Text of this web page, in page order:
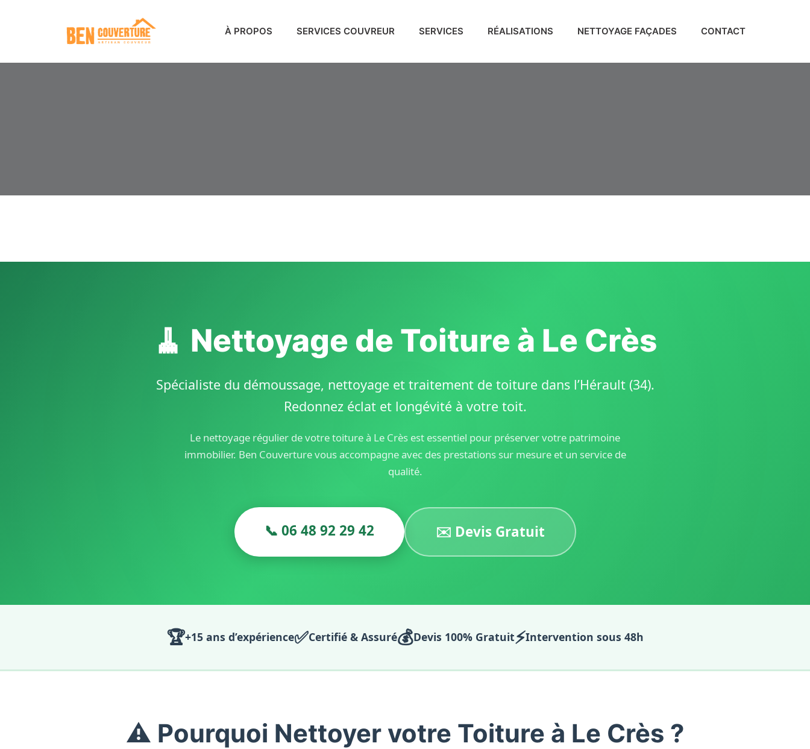
À PROPOS SERVICES COUVREUR SERVICES RÉALISATIONS NETTOYAGE FAÇADES CONTACT
🧹 Nettoyage de Toiture à Le Crès
Spécialiste du démoussage, nettoyage et traitement de toiture dans l’Hérault (34).
Redonnez éclat et longévité à votre toit.
Le nettoyage régulier de votre toiture à Le Crès est essentiel pour préserver votre patrimoine
immobilier. Ben Couverture vous accompagne avec des prestations sur mesure et un service de
qualité.
📞 06 48 92 29 42 ✉️ Devis Gratuit
🏆+15 ans d’expérience✅Certifié & Assuré💰Devis 100% Gratuit⚡Intervention sous 48h
⚠️ Pourquoi Nettoyer votre Toiture à Le Crès ?